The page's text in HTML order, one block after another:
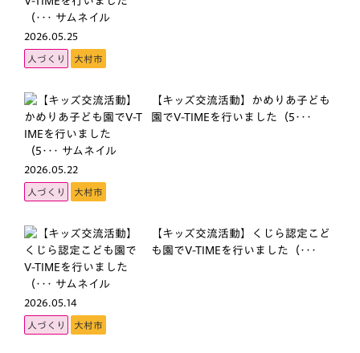
2026.05.25
人づくり 大村市
2026.05.22
【キッズ交流活動】かめりあ子ども
園でV-TIMEを行いました（5･･･
人づくり 大村市
2026.05.14
【キッズ交流活動】くじら認定こど
も園でV-TIMEを行いました（･･･
人づくり 大村市